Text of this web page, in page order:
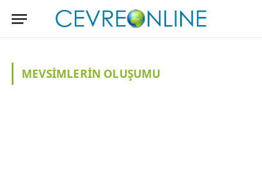
MEVSIMLERIN OLUŞUMU